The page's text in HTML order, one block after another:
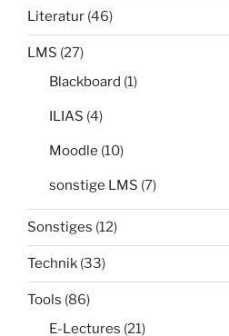
Literatur (46)
LMS (27)
Blackboard (1)
ILIAS (4)
Moodle (10)
sonstige LMS (7)
Sonstiges (12)
Technik (33)
Tools (86)
E-Lectures (21)